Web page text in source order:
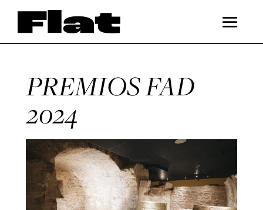
PREMIOS FAD
2024